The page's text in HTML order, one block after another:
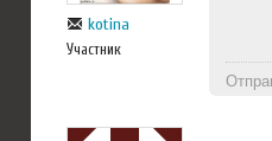
kotina
Участник